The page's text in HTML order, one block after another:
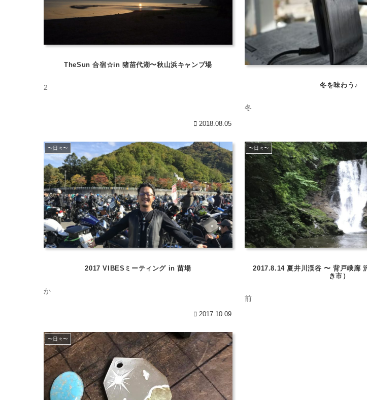
TheSun 合宿☆in 猪苗代湖〜秋山浜キャンプ場
2
2018.08.05
冬を味わう♪
冬
〜日々〜
2017 VIBESミーティング in 苗場
か
2017.10.09
〜日々〜
2017.8.14 夏井川渓谷 〜 背戸峨廊 沢登り（福島県いわ
き市）
前
〜日々〜